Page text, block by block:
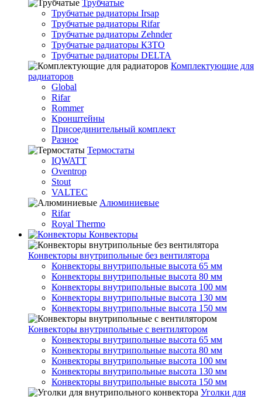
Трубчатые
Трубчатые радиаторы Irsap
Трубчатые радиаторы Rifar
Трубчатые радиаторы Zehnder
Трубчатые радиаторы КЗТО
Трубчатые радиаторы DELTA
Комплектующие для
радиаторов
Global
Rifar
Rommer
Кронштейны
Присоединительный комплект
Разное
Термостаты
IQWATT
Oventrop
Stout
VALTEC
Алюминиевые
Rifar
Royal Thermo
Конвекторы
Конвекторы внутрипольные без вентилятора
Конвекторы внутрипольные высота 65 мм
Конвекторы внутрипольные высота 80 мм
Конвекторы внутрипольные высота 100 мм
Конвекторы внутрипольные высота 130 мм
Конвекторы внутрипольные высота 150 мм
Конвекторы внутрипольные с вентилятором
Конвекторы внутрипольные высота 65 мм
Конвекторы внутрипольные высота 80 мм
Конвекторы внутрипольные высота 100 мм
Конвекторы внутрипольные высота 130 мм
Конвекторы внутрипольные высота 150 мм
Уголки для